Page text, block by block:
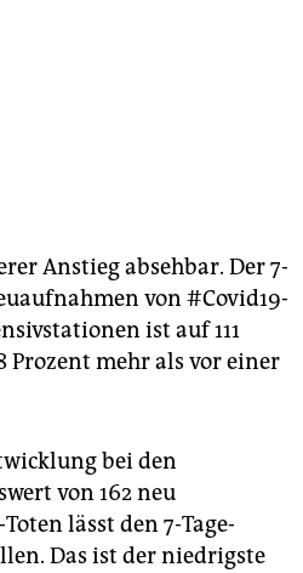
Anstieg absehbar. Der 7-
von #Covid19-
ist auf 111
Prozent mehr als vor einer
bei den
von 162 neu
lässt den 7-Tage-
Das ist der niedrigste